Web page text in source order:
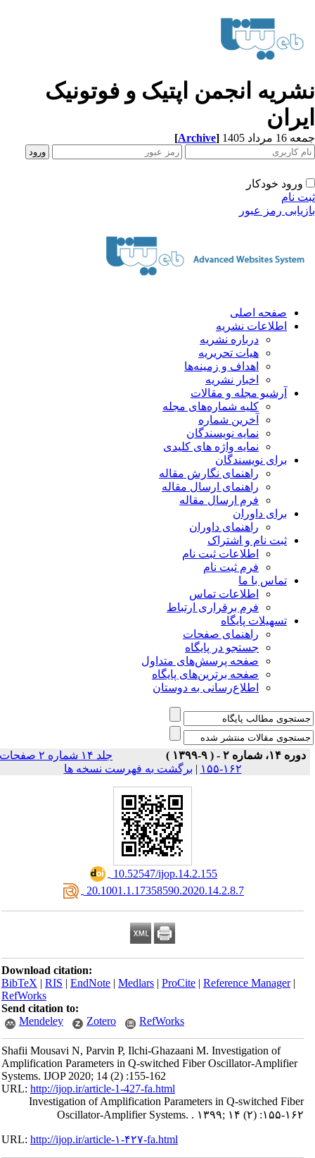
انجمن اپتیک و فوتونیک
مرداد 1405 [Archive]
ورود خودکار
نام
رمز عبور
صفحه اصلی
اطلاعات نشریه
درباره نشریه
هیات تحریریه
اهداف و زمینه‌ها
اخبار نشریه
آرشیو مجله و مقالات
کلیه شماره‌های مجله
آخرین شماره
نمایه نویسندگان
نمایه واژه های کلیدی
برای نویسندگان
راهنمای نگارش مقاله
راهنمای ارسال مقاله
فرم ارسال مقاله
برای داوران
راهنمای داوران
ثبت نام و اشتراک
اطلاعات ثبت نام
فرم ثبت نام
تماس با ما
اطلاعات تماس
فرم برقراری ارتباط
تسهیلات پایگاه
راهنمای صفحات
جستجو در پایگاه
صفحه پرسش‌های متداول
صفحه برترین‌های پایگاه
اطلاع‌رسانی به دوستان
دوره ۱۴، شماره ۲ - ( ۹-۱۳۹۹ )
جلد ۱۴ شماره ۲ صفحات
۱۶۲-۱۵۵
| برگشت به فهرست نسخه ها
‎ 10.52547/ijop.14.2.155
‎ 20.1001.1.17358590.2020.14.2.8.7
Download citation:
BibTeX|RIS|EndNote|Medlars|ProCite|Reference Manager
RefWorks
Send citation to:
Mendeley
Zotero RefWorks
Shafii Mousavi N, Parvin P, Ilchi-Ghazaani M. Investigation of
Amplification Parameters in Q-switched Fiber Oscillator-Amplifier
Systems. IJOP 2020; 14 (2) :155-162
URL:http://ijop.ir/article-1-427-fa.html
Investigation of Amplification Parameters in Q-switched Fiber
Oscillator-Amplifier Systems. . ۱۳۹۹; ۱۴ (۲) :۱۵۵-۱۶۲
URL:http://ijop.ir/article-۱-۴۲۷-fa.html